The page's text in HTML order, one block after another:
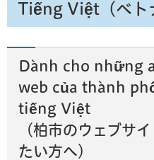
Tiếng Việt（ベト
Dành cho những
web của thành
tiếng Việt
（柏市のウェブサ
たい方へ）